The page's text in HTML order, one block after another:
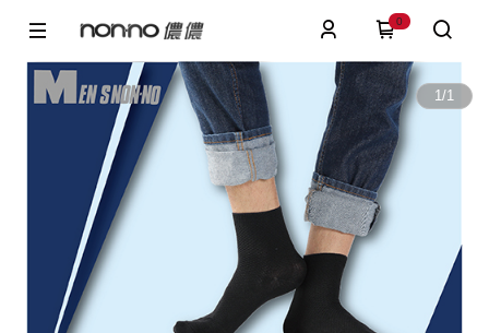
0
1/1